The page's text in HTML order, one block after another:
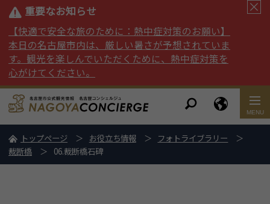
重要なお知らせ
【快適で安全な旅のために：熱中症対策のお願い】
本日の名古屋市内は、厳しい暑さが予想されていま
す。観光を楽しんでいただくために、熱中症対策を
心がけてください。
トップページ お役立ち情報
フォトライブラリー
裁断橋
06.裁断橋石碑